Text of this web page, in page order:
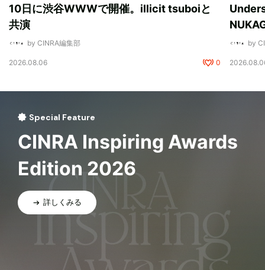
10日に渋谷WWWで開催。illicit tsuboiと
共演
by CINRA編集部
2026.08.06 0
by
Special Feature
CINRA Inspiring Awards
Edition 2026
詳しくみる